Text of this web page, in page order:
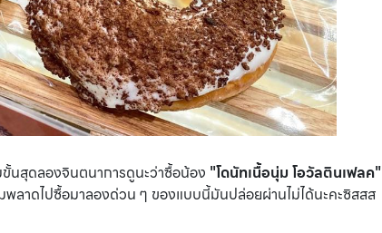
นสุดลองจินตนาการดูนะว่าซื้อน้อง "โดนัทเนื้อนุ่ม โอวัลตินเฟลค"
ลาดไปซื้อมาลองด่วน ๆ ของแบบนี้มันปล่อยผ่านไม่ได้นะคะซิสสส